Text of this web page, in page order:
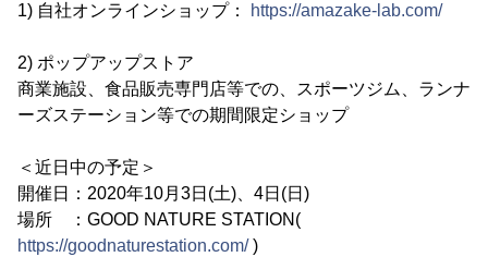
1) 自社オンラインショップ：
https://amazake-lab.com/
2) ポップアップストア
商業施設、食品販売専門店等での、スポーツジム、ランナ
ーズステーション等での期間限定ショップ
＜近日中の予定＞
開催日：2020年10月3日(土)、4日(日)
場所 ：GOOD NATURE STATION(
https://goodnaturestation.com/)